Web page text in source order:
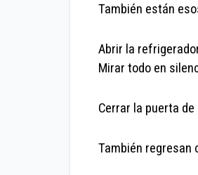
También están
Abrir la
Mirar todo en
Cerrar la puerta
También regresan